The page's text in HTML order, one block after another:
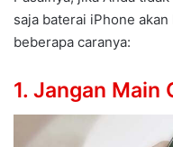
saja baterai iPhone
beberapa caranya:
1. Jangan Main